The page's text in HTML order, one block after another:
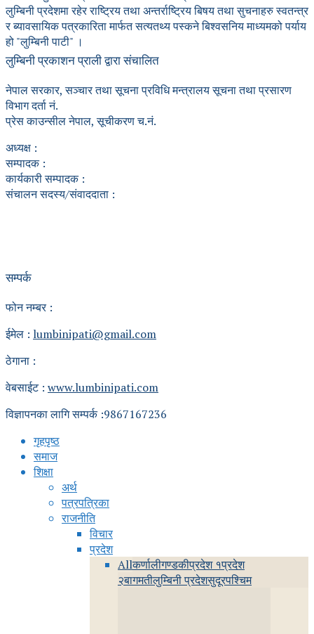
लुम्बिनी प्रदेशमा रहेर राष्ट्रिय तथा अन्तर्राष्ट्रिय बिषय तथा सुचनाहरु स्वतन्त्र
र ब्यावसायिक पत्रकारिता मार्फत सत्यतथ्य पस्कने बिश्वसनिय माध्यमको पर्याय
हो "लुम्बिनी पाटी" ।
लुम्बिनी प्रकाशन प्राली द्वारा संचालित
नेपाल सरकार, सञ्चार तथा सूचना प्रविधि मन्त्रालय सूचना तथा प्रसारण
विभाग दर्ता नं.
प्रेस काउन्सील नेपाल, सूचीकरण च.नं.
अध्यक्ष :
सम्पादक :
कार्यकारी सम्पादक :
संचालन सदस्य/संवाददाता :
सम्पर्क
फोन नम्बर :
ईमेल : lumbinipati@gmail.com
ठेगाना :
वेबसाईट : www.lumbinipati.com
विज्ञापनका लागि सम्पर्क :9867167236
गृहपृष्ठ
समाज
शिक्षा
अर्थ
पत्रपत्रिका
राजनीति
विचार
प्रदेश
Allकर्णालीगण्डकीप्रदेश १प्रदेश
२बागमतीलुम्बिनी प्रदेशसुदूरपश्चिम